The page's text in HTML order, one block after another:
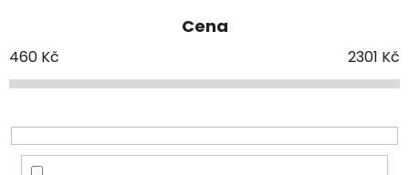
í
p
o
d
Cena
460 Kč 2301 Kč